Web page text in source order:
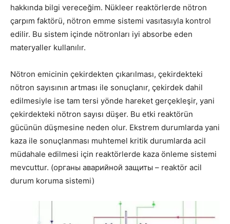
hakkında bilgi vereceğim. Nükleer reaktörlerde nötron
çarpım faktörü, nötron emme sistemi vasıtasıyla kontrol
edilir. Bu sistem içinde nötronları iyi absorbe eden
materyaller kullanılır.
Nötron emicinin çekirdekten çıkarılması, çekirdekteki
nötron sayısının artması ile sonuçlanır, çekirdek dahil
edilmesiyle ise tam tersi yönde hareket gerçekleşir, yani
çekirdekteki nötron sayısı düşer. Bu etki reaktörün
gücünün düşmesine neden olur. Ekstrem durumlarda yani
kaza ile sonuçlanması muhtemel kritik durumlarda acil
müdahale edilmesi için reaktörlerde kaza önleme sistemi
mevcuttur. (органы аварийной защиты – reaktör acil
durum koruma sistemi)